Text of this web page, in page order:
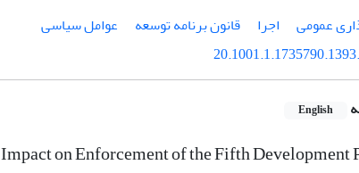
عمومی
اجرا قانون برنامه توسعه
عوامل سیاسی
English
on Enforcement of the Fifth Development